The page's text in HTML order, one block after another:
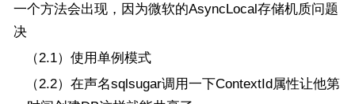
一个方法会出现，因为微软的AsyncLocal存储机质问题
决
（2.1）使用单例模式
（2.2）在声名sqlsugar调用一下ContextId属性让他第